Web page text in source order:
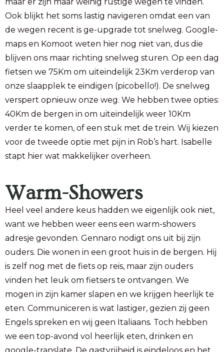
Ook blijkt het soms lastig navigeren omdat een van
de wegen recent is ge-upgrade tot snelweg. Google-
maps en Komoot weten hier nog niet van, dus die
blijven ons maar richting snelweg sturen. Op een dag
fietsen we 75Km om uiteindelijk 23Km verderop van
onze slaapplek te eindigen (picobello!). De snelweg
verspert opnieuw onze weg. We hebben twee opties:
40Km de bergen in om uiteindelijk weer 10Km
verder te komen, of een stuk met de trein. Wij kiezen
voor de tweede optie met pijn in Rob’s hart. Isabelle
stapt hier wat makkelijker overheen.
Warm-Showers
Heel veel andere keus hadden we eigenlijk ook niet,
want we hebben weer eens een warm-showers
adresje gevonden. Gennaro nodigt ons uit bij zijn
ouders. Die wonen in een groot huis in de bergen. Hij
is zelf nog met de fiets op reis, maar zijn ouders
vinden het leuk om fietsers te ontvangen. We
mogen in zijn kamer slapen en we krijgen heerlijk te
eten. Communiceren is wat lastiger, gezien zij geen
Engels spreken en wij geen Italiaans. Toch hebben
we een top-avond vol heerlijk eten, drinken en
google-translate. De gastvrijheid is eindeloos en het